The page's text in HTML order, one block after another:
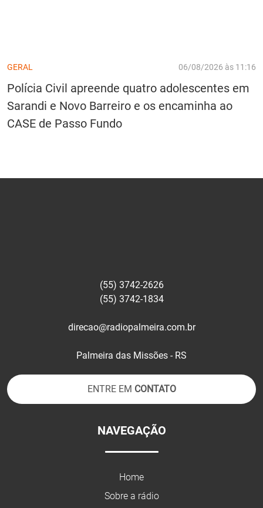
GERAL 06/08/2026 às 11:16
Polícia Civil apreende quatro adolescentes em
Sarandi e Novo Barreiro e os encaminha ao
CASE de Passo Fundo
(55) 3742-2626
(55) 3742-1834
direcao@radiopalmeira.com.br
Palmeira das Missões - RS
ENTRE EM CONTATO
NAVEGAÇÃO
Home
Sobre a rádio